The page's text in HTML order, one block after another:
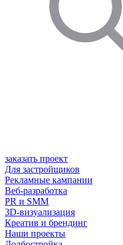
заказать проект
Для застройщиков
Рекламные кампании
Веб-разработка
PR и SMM
3D-визуализация
Креатив и брендинг
Наши проекты